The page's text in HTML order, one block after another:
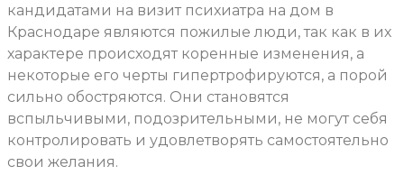
кандидатами на визит психиатра на дом в
Краснодаре являются пожилые люди, так как в их
характере происходят коренные изменения, а
некоторые его черты гипертрофируются, а порой
сильно обостряются. Они становятся
вспыльчивыми, подозрительными, не могут себя
контролировать и удовлетворять самостоятельно
свои желания.